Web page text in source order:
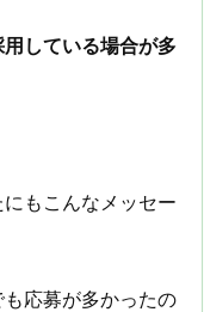
用している場合が多
もこんなメッセー
も応募が多かったの